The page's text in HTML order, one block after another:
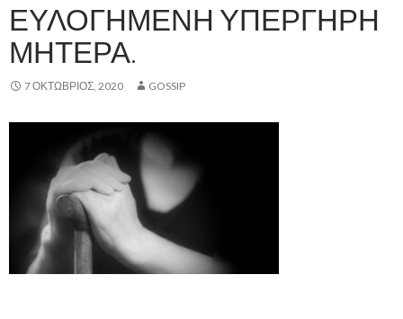
ΕΥΛΟΓΗΜΈΝΗ ΥΠΈΡΓΗΡΗ
ΜΗΤΈΡΑ.
7 ΟΚΤΏΒΡΙΟΣ, 2020 GOSSIP